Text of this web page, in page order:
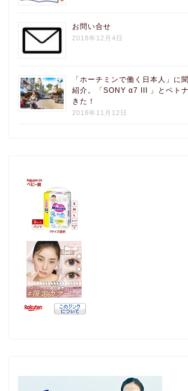
お問い合せ
2018年12月4日
「ホーチミンで働く日本人」に
紹介。「SONY α7 III 」とベト
きた！
2018年11月12日